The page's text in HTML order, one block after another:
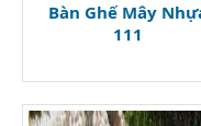
Bàn Ghế Mây
111